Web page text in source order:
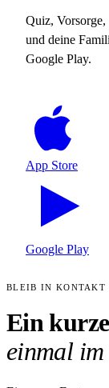
Quiz,
und deine
Google Play.
App Store
Google Play
BLEIB IN KONTAKT
Ein
einmal